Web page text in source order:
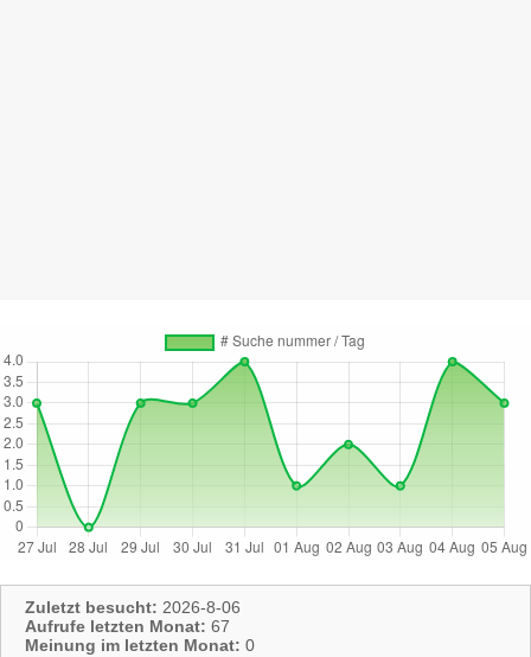
Zuletzt besucht: 2026-8-06
Aufrufe letzten Monat: 67
Meinung im letzten Monat: 0